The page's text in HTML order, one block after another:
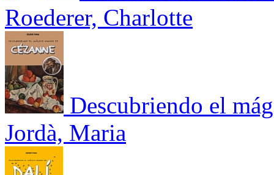
Roederer, Charlotte
Descubriendo el
Jordà, Maria